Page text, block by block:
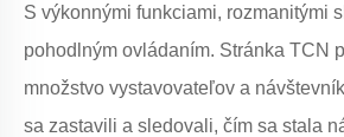
S výkonnými funkciami, rozmanitými
pohodlným ovládaním. Stránka TCN
množstvo vystavovateľov a
sa zastavili a sledovali, čím sa stala